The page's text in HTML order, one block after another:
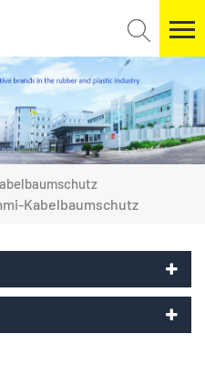
Kabelbaumschutz